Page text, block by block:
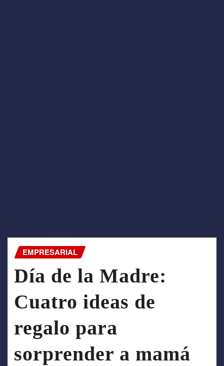
EMPRESARIAL
Día de la Madre:
Cuatro ideas de
regalo para
sorprender a mamá